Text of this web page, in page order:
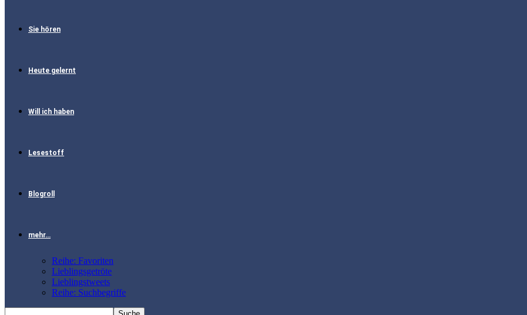
Sie hören
Heute gelernt
Will ich haben
Lesestoff
Blogroll
mehr…
Reihe: Favoriten
Lieblingsgetröte
Lieblingstweets
Reihe: Suchbegriffe